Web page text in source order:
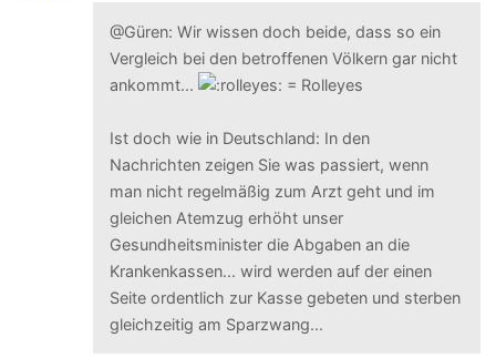
@Güren: Wir wissen doch beide, dass so ein
Vergleich bei den betroffenen Völkern gar nicht
ankommt...
Ist doch wie in Deutschland: In den
Nachrichten zeigen Sie was passiert, wenn
man nicht regelmäßig zum Arzt geht und im
gleichen Atemzug erhöht unser
Gesundheitsminister die Abgaben an die
Krankenkassen... wird werden auf der einen
Seite ordentlich zur Kasse gebeten und sterben
gleichzeitig am Sparzwang...